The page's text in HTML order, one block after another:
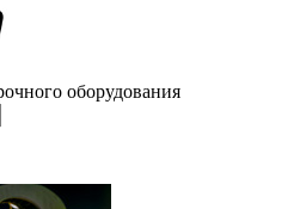
оборудования